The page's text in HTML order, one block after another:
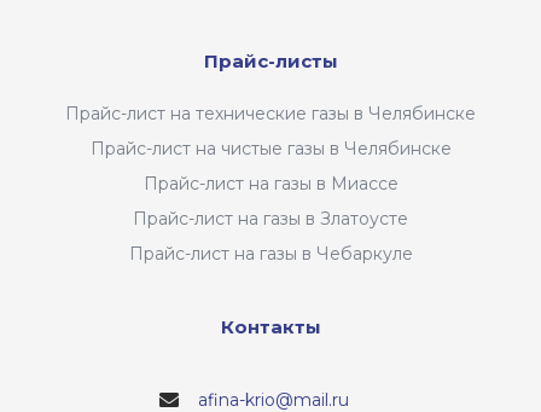
Прайс-листы
Прайс-лист на технические газы в Челябинске
Прайс-лист на чистые газы в Челябинске
Прайс-лист на газы в Миассе
Прайс-лист на газы в Златоусте
Прайс-лист на газы в Чебаркуле
Контакты
afina-krio@mail.ru